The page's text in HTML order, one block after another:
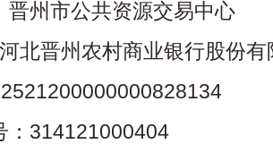
晋州市公共资源交易中心
北晋州农村商业银行股份有
：314121000404